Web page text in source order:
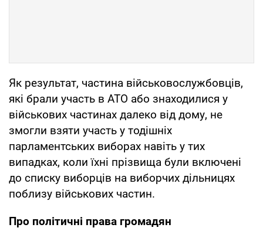
Як результат, частина військовослужбовців,
які брали участь в АТО або знаходилися у
військових частинах далеко від дому, не
змогли взяти участь у тодішніх
парламентських виборах навіть у тих
випадках, коли їхні прізвища були включені
до списку виборців на виборчих дільницях
поблизу військових частин.
Про політичні права громадян